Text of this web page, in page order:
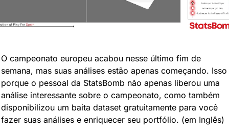
O campeonato europeu acabou nesse último fim de
semana, mas suas análises estão apenas começando. Isso
porque o pessoal da StatsBomb não apenas liberou uma
análise interessante sobre o campeonato, como também
disponibilizou um baita dataset gratuitamente para você
fazer suas análises e enriquecer seu portfólio. (em Inglês)